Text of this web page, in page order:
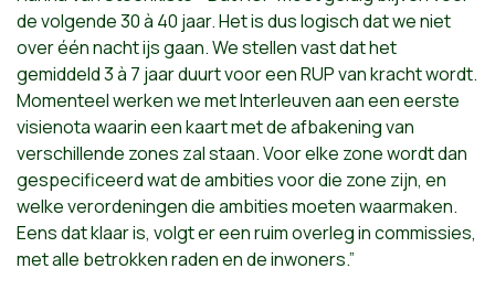
de volgende 30 à 40 jaar. Het is dus logisch dat we niet
over één nacht ijs gaan. We stellen vast dat het
gemiddeld 3 à 7 jaar duurt voor een RUP van kracht wordt.
Momenteel werken we met Interleuven aan een eerste
visienota waarin een kaart met de afbakening van
verschillende zones zal staan. Voor elke zone wordt dan
gespecificeerd wat de ambities voor die zone zijn, en
welke verordeningen die ambities moeten waarmaken.
Eens dat klaar is, volgt er een ruim overleg in commissies,
met alle betrokken raden en de inwoners.”